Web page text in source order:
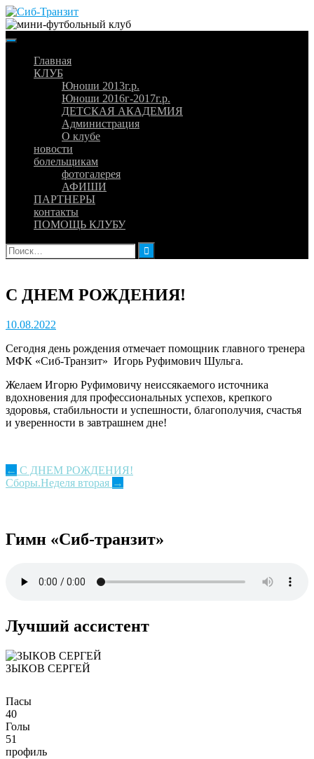
Skip
to
content
Главная
КЛУБ
Юноши 2013г.р.
Юноши 2016г-2017г.р.
ДЕТСКАЯ АКАДЕМИЯ
Администрация
О клубе
новости
болельщикам
фотогалерея
АФИШИ
ПАРТНЕРЫ
контакты
ПОМОЩЬ КЛУБУ
Найти:
С ДНЕМ РОЖДЕНИЯ!
10.08.2022
Сегодня день рождения отмечает помощник главного тренера
МФК «Сиб-Транзит» Игорь Руфимович Шульга.
Желаем Игорю Руфимовичу неиссякаемого источника
вдохновения для профессиональных успехов, крепкого
здоровья, стабильности и успешности, благополучия, счастья
и уверенности в завтрашнем дне!
Post
navigation
← С ДНЕМ РОЖДЕНИЯ!
Сборы.Неделя вторая →
Гимн «Сиб-транзит»
Лучший ассистент
ЗЫКОВ СЕРГЕЙ
Пасы
40
Голы
51
профиль